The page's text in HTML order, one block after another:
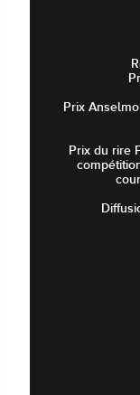
Prix
Prix du rire